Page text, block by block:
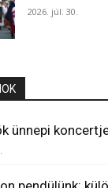
2026. júl. 30.
ünnepi